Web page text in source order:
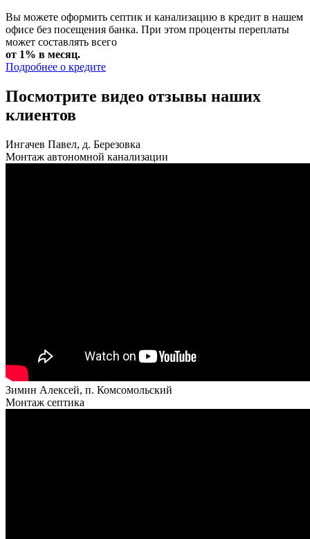
Вы можете оформить септик и канализацию в кредит в нашем
офисе без посещения банка. При этом проценты переплаты
может составлять всего
от 1% в месяц.
Подробнее о кредите
Посмотрите видео отзывы наших
клиентов
Ингачев Павел, д. Березовка
Монтаж автономной канализации
Зимин Алексей, п. Комсомольский
Монтаж септика